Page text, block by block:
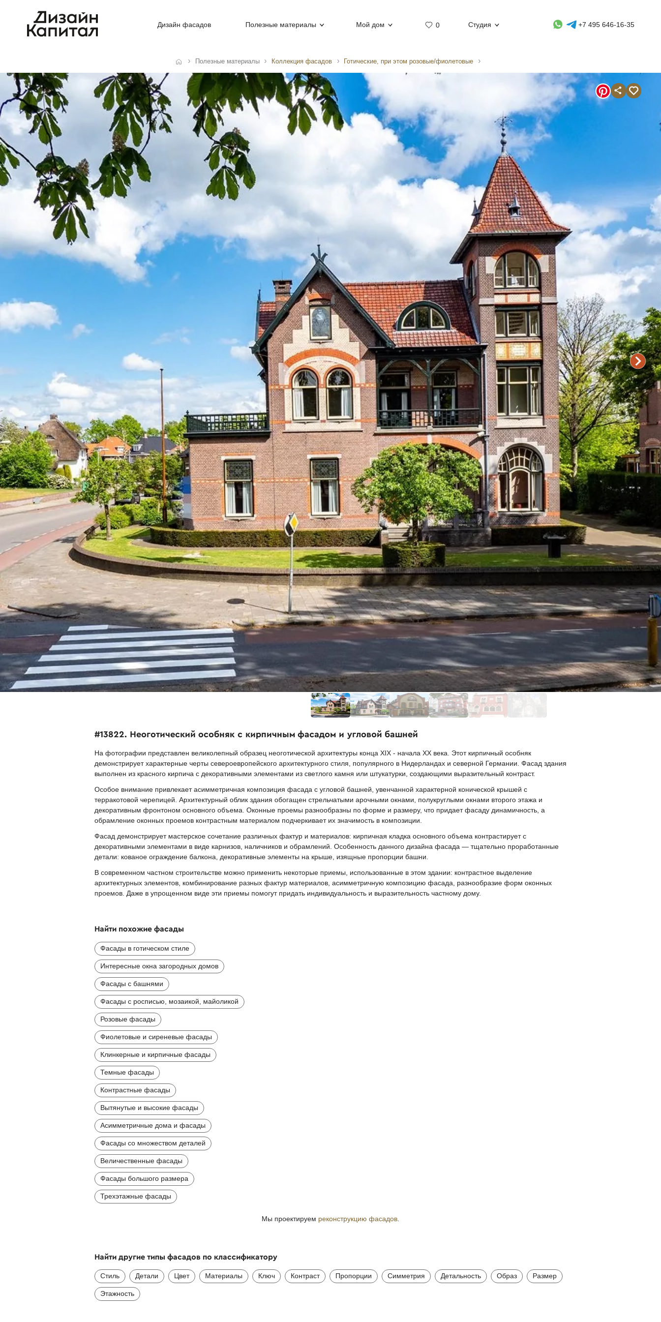
Дизайн фасадов Полезные материалы Мой дом 0 Студия Whatsapp контакт
Telegram контакт
+7 495 646-16-35
Полезные материалы Коллекция фасадов Готические, при этом розовые/фиолетовые
#13822. Неоготический особняк с кирпичным фасадом и угловой башней
На фотографии представлен великолепный образец неоготической архитектуры конца XIX - начала XX века. Этот кирпичный особняк
демонстрирует характерные черты североевропейского архитектурного стиля, популярного в Нидерландах и северной Германии. Фасад здания
выполнен из красного кирпича с декоративными элементами из светлого камня или штукатурки, создающими выразительный контраст.
Особое внимание привлекает асимметричная композиция фасада с угловой башней, увенчанной характерной конической крышей с
терракотовой черепицей. Архитектурный облик здания обогащен стрельчатыми арочными окнами, полукруглыми окнами второго этажа и
декоративным фронтоном основного объема. Оконные проемы разнообразны по форме и размеру, что придает фасаду динамичность, а
обрамление оконных проемов контрастным материалом подчеркивает их значимость в композиции.
Фасад демонстрирует мастерское сочетание различных фактур и материалов: кирпичная кладка основного объема контрастирует с
декоративными элементами в виде карнизов, наличников и обрамлений. Особенность данного дизайна фасада — тщательно проработанные
детали: кованое ограждение балкона, декоративные элементы на крыше, изящные пропорции башни.
В современном частном строительстве можно применить некоторые приемы, использованные в этом здании: контрастное выделение
архитектурных элементов, комбинирование разных фактур материалов, асимметричную композицию фасада, разнообразие форм оконных
проемов. Даже в упрощенном виде эти приемы помогут придать индивидуальность и выразительность частному дому.
Найти похожие фасады
Фасады в готическом стиле
Интересные окна загородных домов
Фасады с башнями
Фасады с росписью, мозаикой, майоликой
Розовые фасады
Фиолетовые и сиреневые фасады
Клинкерные и кирпичные фасады
Темные фасады
Контрастные фасады
Вытянутые и высокие фасады
Асимметричные дома и фасады
Фасады со множеством деталей
Величественные фасады
Фасады большого размера
Трехэтажные фасады
Мы проектируем реконструкцию фасадов
Найти другие типы фасадов по классификатору
Стиль Детали Цвет Материалы Ключ Контраст Пропорции Симметрия Детальность Образ Размер
Этажность